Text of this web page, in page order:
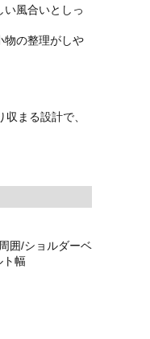
い風合いとしっ
物の整理がしや
まる設計で、
囲/ショルダーベ
ト幅